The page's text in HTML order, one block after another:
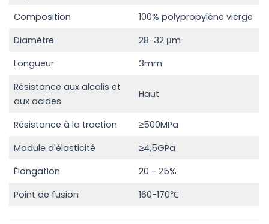
Composition
100% polypropylène vierge
Diamètre
28-32 μm
Longueur
3mm
Résistance aux alcalis et
aux acides
Haut
Résistance à la traction
≥500MPa
Module d'élasticité
≥4,5GPa
Élongation
20 - 25%
Point de fusion
160-170℃